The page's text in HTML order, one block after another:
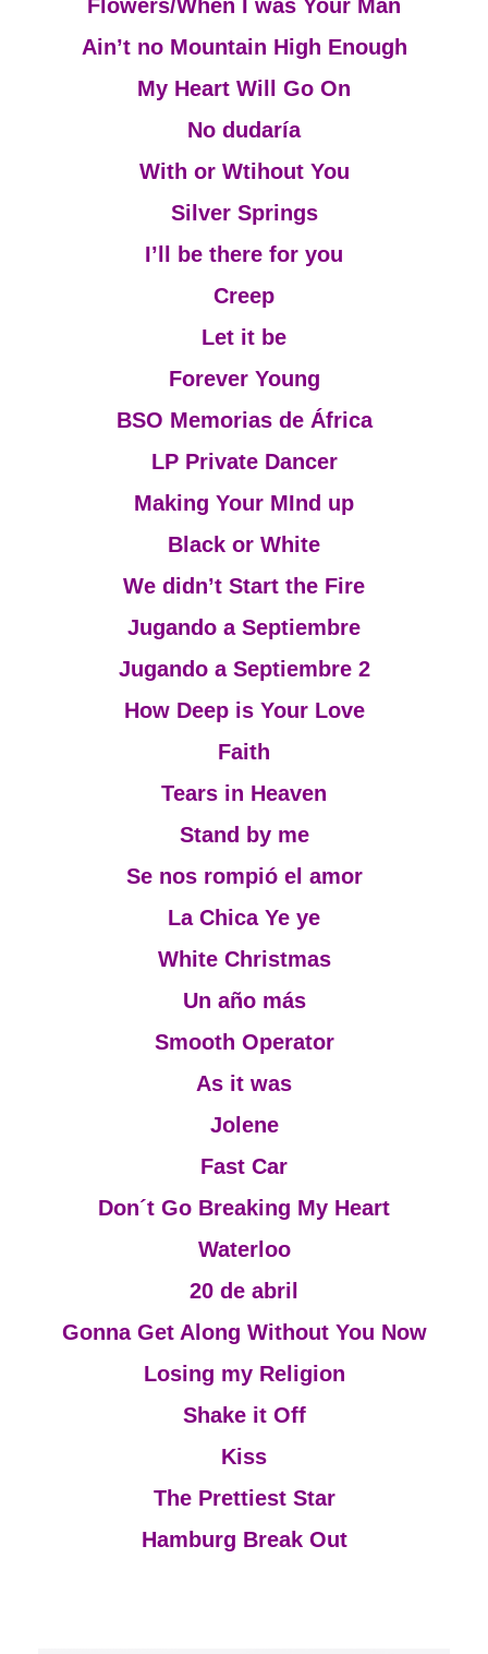
Flowers/When I was Your Man
Ain’t no Mountain High Enough
My Heart Will Go On
No dudaría
With or Wtihout You
Silver Springs
I’ll be there for you
Creep
Let it be
Forever Young
BSO Memorias de África
LP Private Dancer
Making Your MInd up
Black or White
We didn’t Start the Fire
Jugando a Septiembre
Jugando a Septiembre 2
How Deep is Your Love
Faith
Tears in Heaven
Stand by me
Se nos rompió el amor
La Chica Ye ye
White Christmas
Un año más
Smooth Operator
As it was
Jolene
Fast Car
Don´t Go Breaking My Heart
Waterloo
20 de abril
Gonna Get Along Without You Now
Losing my Religion
Shake it Off
Kiss
The Prettiest Star
Hamburg Break Out